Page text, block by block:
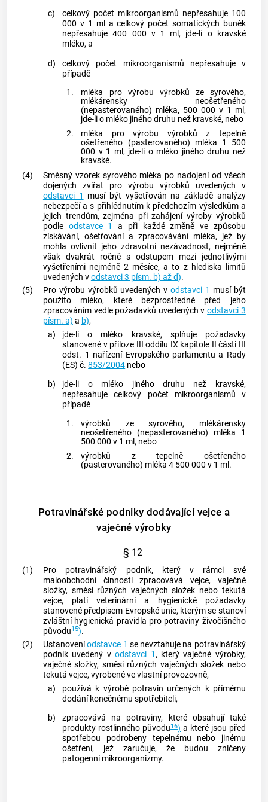
c)
celkový počet mikroorganismů nepřesahuje 100
000 v 1 ml a celkový počet somatických buněk
nepřesahuje 400 000 v 1 ml, jde-li o kravské
mléko, a
d)
celkový počet mikroorganismů nepřesahuje v
případě
1.
mléka pro výrobu výrobků ze syrového,
mlékárensky neošetřeného
(nepasterovaného) mléka, 500 000 v 1 ml,
jde-li o mléko jiného druhu než kravské, nebo
2.
mléka pro výrobu výrobků z tepelně
ošetřeného (pasterovaného) mléka 1 500
000 v 1 ml, jde-li o mléko jiného druhu než
kravské.
(4)
Směsný vzorek syrového mléka po nadojení od všech
dojených zvířat pro výrobu výrobků uvedených v
odstavci 1 musí být vyšetřován na základě analýzy
nebezpečí a s přihlédnutím k předchozím výsledkům a
jejich trendům, zejména při zahájení výroby výrobků
podle odstavce 1
a při každé změně ve způsobu
získávání, ošetřování a zpracovávání mléka, jež by
mohla ovlivnit jeho zdravotní nezávadnost, nejméně
však dvakrát ročně s odstupem mezi jednotlivými
vyšetřeními nejméně 2 měsíce, a to z hlediska limitů
uvedených vodstavci 3 písm. b) až d).
(5)
Pro výrobu výrobků uvedených vodstavci 1 musí být
použito mléko, které bezprostředně před jeho
zpracováním vedle požadavků uvedených vodstavci 3
písm. a) a b),
a)
jde-li o mléko kravské, splňuje požadavky
stanovené v příloze III oddílu IX kapitole II části III
odst. 1 nařízení Evropského parlamentu a Rady
(ES) č.853/2004 nebo
b)
jde-li o mléko jiného druhu než kravské,
nepřesahuje celkový počet mikroorganismů v
případě
1.
výrobků ze syrového, mlékárensky
neošetřeného (nepasterovaného) mléka 1
500 000 v 1 ml, nebo
2.
výrobků z tepelně ošetřeného
(pasterovaného) mléka 4 500 000 v 1 ml.
Potravinářské podniky dodávající vejce a
vaječné výrobky
§ 12
(1)
Pro potravinářský podnik, který v rámci své
maloobchodní činnosti zpracovává vejce, vaječné
složky, směsi různých vaječných složek nebo tekutá
vejce, platí veterinární a hygienické požadavky
stanovené předpisem Evropské unie, kterým se stanoví
zvláštní hygienická pravidla pro potraviny živočišného
původu15).
(2)
Ustanoveníodstavce 1 se nevztahuje na potravinářský
podnik uvedený vodstavci 1, který vaječné výrobky,
vaječné složky, směsi různých vaječných složek nebo
tekutá vejce, vyrobené ve vlastní provozovně,
a)
používá k výrobě potravin určených k přímému
dodání konečnémuspotřebiteli,
b)
zpracovává na potraviny, které obsahují také
produkty rostlinného původu16) a které jsou před
spotřebou podrobeny tepelnému nebo jinému
ošetření, jež zaručuje, že budou zničeny
patogenní mikroorganizmy.